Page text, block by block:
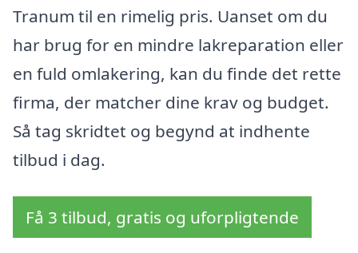
Tranum til en rimelig pris. Uanset om du
har brug for en mindre lakreparation eller
en fuld omlakering, kan du finde det rette
firma, der matcher dine krav og budget.
Så tag skridtet og begynd at indhente
tilbud i dag.
Få 3 tilbud, gratis og uforpligtende